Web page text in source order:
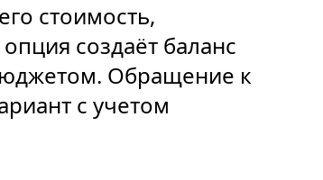
стоимость,
создаёт баланс
Обращение к
с учетом